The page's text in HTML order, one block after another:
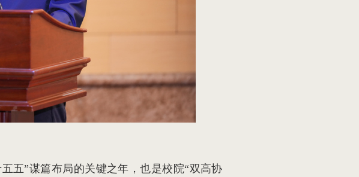
五”谋篇布局的关键之年，也是校院“双高协